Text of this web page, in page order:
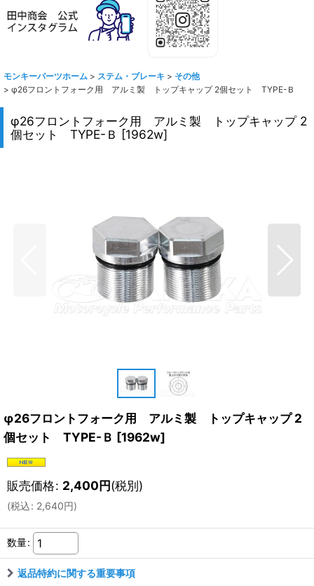
モンキーパーツホーム > ステム・ブレーキ > その他
> φ26フロントフォーク用 アルミ製 トップキャップ 2個セット TYPE-Ｂ
φ26フロントフォーク用 アルミ製 トップキャップ 2
個セット TYPE-Ｂ [1962w]
φ26フロントフォーク用 アルミ製 トップキャップ 2
個セット TYPE-Ｂ [1962w]
販売価格: 2,400円(税別)
(税込: 2,640円)
数量:
返品特約に関する重要事項